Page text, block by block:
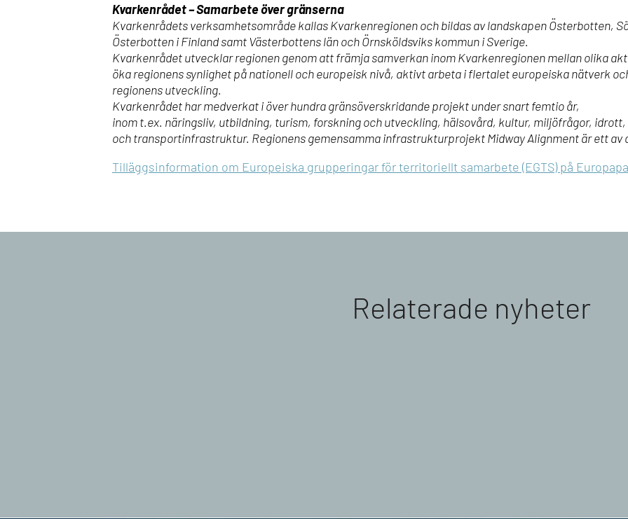
Kvarkenrådet – Samarbete över gränserna
Kvarkenrådets verksamhetsområde kallas Kvarkenregionen och bildas av landskapen Österbotten,
Österbotten i Finland samt Västerbottens län och Örnsköldsviks kommun i Sverige.
Kvarkenrådet utvecklar regionen genom att främja samverkan inom Kvarkenregionen mellan olika
öka regionens synlighet på nationell och europeisk nivå, aktivt arbeta i flertalet europeiska nätverk
regionens utveckling.
Kvarkenrådet har medverkat i över hundra gränsöverskridande projekt under snart femtio år,
inom t.ex. näringsliv, utbildning, turism, forskning och utveckling, hälsovård, kultur, miljöfrågor,
och transportinfrastruktur. Regionens gemensamma infrastrukturprojekt Midway Alignment är ett av
Tilläggsinformation om Europeiska grupperingar för territoriellt samarbete (EGTS) på
Relaterade nyheter